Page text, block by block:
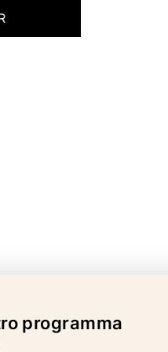
programma